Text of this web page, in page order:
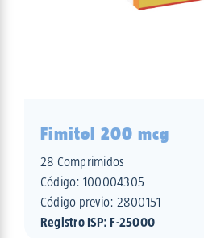
Fimitol 200 mcg
28 Comprimidos
Código: 100004305
Código previo: 2800151
Registro ISP: F-25000